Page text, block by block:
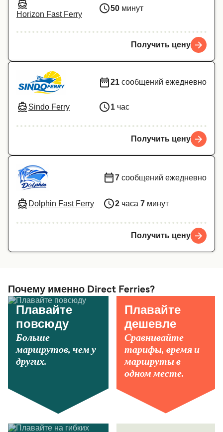
Horizon Fast Ferry
50 минут
Получить цену
Sindo Ferry
21 сообщений ежедневно
1 час
Получить цену
Dolphin Fast Ferry
7 сообщений ежедневно
2 часа 7 минут
Получить цену
Почему именно Direct Ferries?
Плавайте
повсюду
Больше
маршрутов, чем у
других.
Плавайте
дешевле
Сравнивайте
тарифы, время и
маршруты в
одном месте.